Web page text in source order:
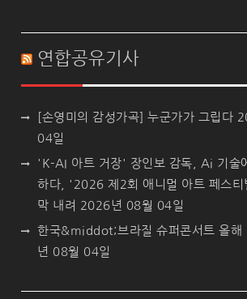
연합공유기사
[손영미의 감성가곡] 누군가가 그립다
04일
'K-AI 아트 거장' 장인보 감독, Ai 기술
하다, '2026 제2회 애니멀 아트 페스티
막 내려 2026년 08월 04일
한국&middot;브라질 슈퍼콘서트 올해
년 08월 04일